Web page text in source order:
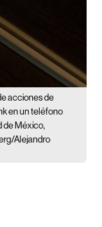
acciones de
en un teléfono
de México,
Alejandro